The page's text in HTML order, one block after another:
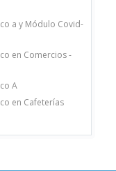
a y Módulo Covid-
en Comercios -
A
en Cafeterías